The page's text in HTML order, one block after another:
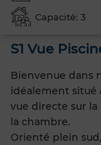
Capacité: 3
S1 Vue
Bienvenue dans
idéalement situé
vue directe sur la
la chambre.
Orienté plein